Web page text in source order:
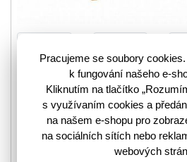
Konferenční stolek Bergen se
geometrických tvarů, originálních
Pracujeme se soubory
k fungování našeho e-
Kliknutím na tlačítko
s využívaním cookies a
na našem e-shopu pro
na sociálních sítích nebo
webových